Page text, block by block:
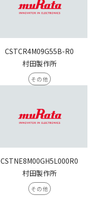
CSTCR4M09G55B-R0
村田製作所
その他
CSTNE8M00GH5L000R0
村田製作所
その他